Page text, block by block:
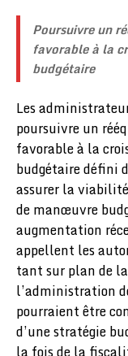
Poursuivre un
favorable à la
budgétaire
Les
poursuivre un
favorable à la
budgétaire défini
assurer la
de manœuvre
augmentation
appellent les
tant sur plan de
l’administration
pourraient être
d’une stratégie